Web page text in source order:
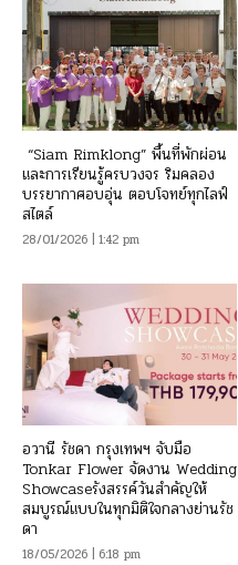
“Siam Rimklong” พื้นที่พักผ่อน
และการเรียนรู้ครบวงจร ริมคลอง
บรรยากาศอบอุ่น ตอบโจทย์ทุกไลฟ์
สไตล์
28/01/2026 | 1:42 pm
อวานี รัชดา กรุงเทพฯ จับมือ
Tonkar Flower จัดงาน Wedding
Showcaseรังสรรค์วันสำคัญให้
สมบูรณ์แบบในทุกมิติใจกลางย่านรัช
ดา
18/05/2026 | 6:18 pm